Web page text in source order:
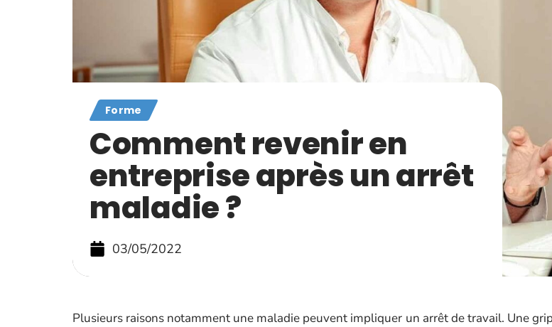
Forme
Comment revenir en
entreprise après un arrêt
maladie ?
03/05/2022
Plusieurs raisons notamment une maladie peuvent impliquer un arrêt de travail. Une